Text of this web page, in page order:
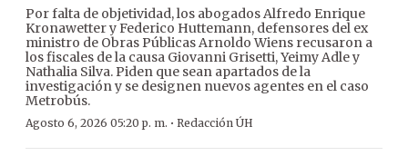
Por falta de objetividad, los abogados Alfredo Enrique
Kronawetter y Federico Huttemann, defensores del ex
ministro de Obras Públicas Arnoldo Wiens recusaron a
los fiscales de la causa Giovanni Grisetti, Yeimy Adle y
Nathalia Silva. Piden que sean apartados de la
investigación y se designen nuevos agentes en el caso
Metrobús.
Agosto 6, 2026 05:20 p. m. · Redacción ÚH